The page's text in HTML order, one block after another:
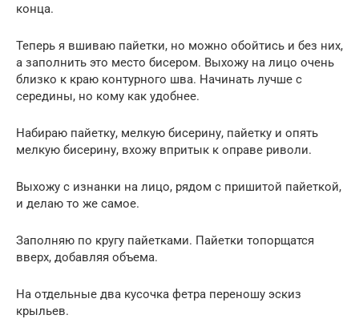
конца.
Теперь я вшиваю пайетки, но можно обойтись и без них,
а заполнить это место бисером. Выхожу на лицо очень
близко к краю контурного шва. Начинать лучше с
середины, но кому как удобнее.
Набираю пайетку, мелкую бисерину, пайетку и опять
мелкую бисерину, вхожу впритык к оправе риволи.
Выхожу с изнанки на лицо, рядом с пришитой пайеткой,
и делаю то же самое.
Заполняю по кругу пайетками. Пайетки топорщатся
вверх, добавляя объема.
На отдельные два кусочка фетра переношу эскиз
крыльев.